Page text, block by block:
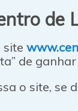
de
site
de
o site, se